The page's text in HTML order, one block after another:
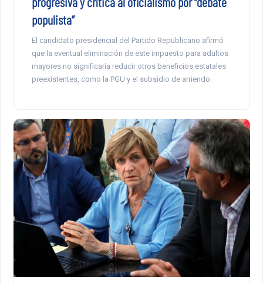
populista”
El candidato presidencial del Partido Republicano afirmó
que la eventual eliminación de este impuesto para adultos
mayores no significaría reducir otros beneficios estatales
preexistentes, como la PGU y el subsidio de arriendo.